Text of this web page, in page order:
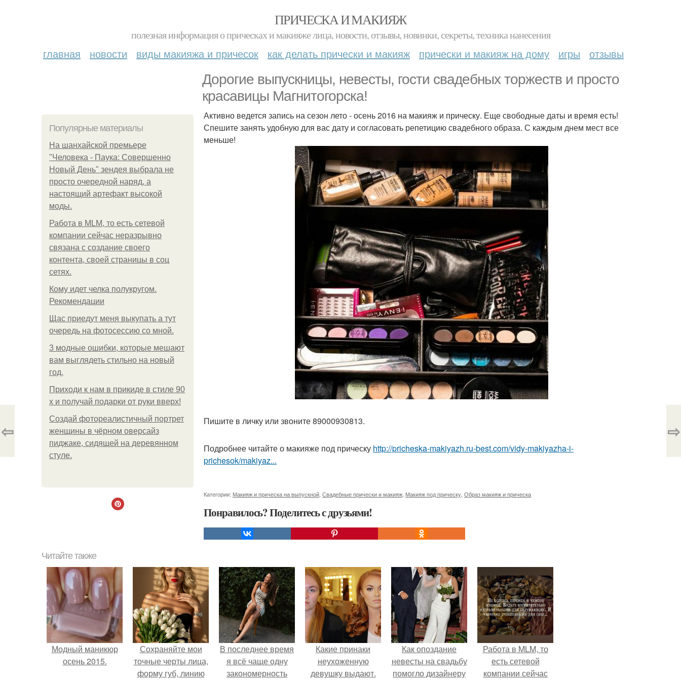
ПРИЧЕСКА И МАКИЯЖ
полезная информация о прическах и макияже лица, новости, отзывы, новинки, секреты, техника нанесения
главная новости виды макияжа и причесок как делать прически и макияж прически и макияж на дому игры отзывы
Дорогие выпускницы, невесты, гости свадебных торжеств и просто
красавицы Магнитогорска!
Популярные материалы
На шанхайской премьере
"Человека - Паука: Совершенно
Новый День" зендея выбрала не
просто очередной наряд, а
настоящий артефакт высокой
моды.
Работа в MLM, то есть сетевой
компании сейчас неразрывно
связана с создание своего
контента, своей страницы в соц
сетях.
Кому идет челка полукругом.
Рекомендации
Щас приедут меня выкупать а тут
очередь на фотосессию со мной.
3 модные ошибки, которые мешают
вам выглядеть стильно на новый
год.
Приходи к нам в прикиде в стиле 90
х и получай подарки от руки вверх!
Создай фотореалистичный портрет
женщины в чёрном оверсайз
пиджаке, сидящей на деревянном
стуле.
Активно ведется запись на сезон лето - осень 2016 на макияж и прическу. Еще свободные даты и время есть!
Спешите занять удобную для вас дату и согласовать репетицию свадебного образа. С каждым днем мест все
меньше!
Пишите в личку или звоните 89000930813.
Подробнее читайте о макияже под прическу http://pricheska-makiyazh.ru-best.com/vidy-makiyazha-i-
prichesok/makiyaz...
Категории: Макияж и прическа на выпускной Свадебные прически и макияж Макияж под прическу Образ макияж и прическа
Понравилось? Поделитесь с друзьями!
⇦ ⇨
Читайте также
Модный маникюр
осень 2015.
Сохраняйте мои
точные черты лица,
форму губ, линию
В последнее время
я всё чаще одну
закономерность
Какие принаки
неухоженную
девушку выдают.
Как опоздание
невесты на свадьбу
помогло дизайнеру
Работа в MLM, то
есть сетевой
компании сейчас